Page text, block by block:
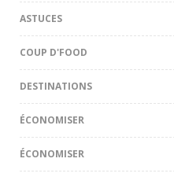
ASTUCES
COUP D'FOOD
DESTINATIONS
ÉCONOMISER
ÉCONOMISER